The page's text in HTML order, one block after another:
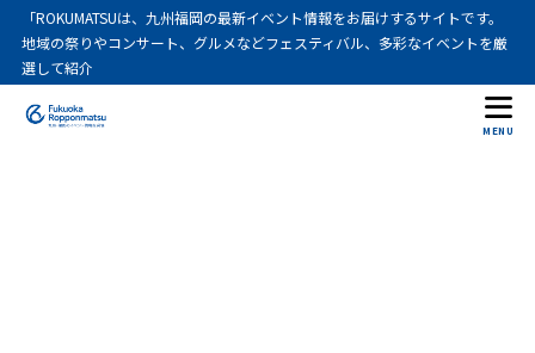
「ROKUMATSUは、九州福岡の最新イベント情報をお届けするサイトです。
地域の祭りやコンサート、グルメなどフェスティバル、多彩なイベントを厳
選して紹介
MENU